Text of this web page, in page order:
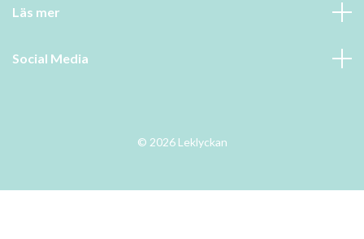
Läs mer
Social Media
© 2026 Leklyckan